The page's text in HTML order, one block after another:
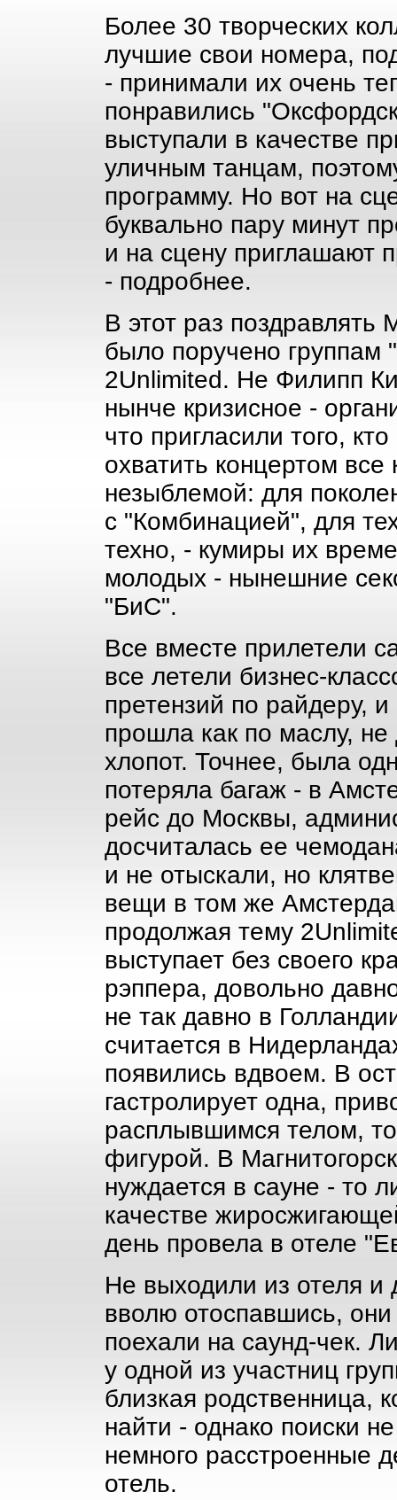
Более 30 творческих
лучшие свои номера,
- принимали их очень
понравились
выступали в качестве
уличным танцам,
программу. Но вот на
буквально пару минут
и на сцену приглашают
- подробнее.
В этот раз поздравлять
было поручено
2Unlimited. Не Филипп
нынче кризисное -
что пригласили того,
охватить концертом все
незыблемой: для
с "Комбинацией", для
техно, - кумиры их
молодых - нынешние
"БиС".
Все вместе прилетели
все летели бизнес-
претензий по райдеру,
прошла как по маслу, не
хлопот. Точнее, была
потеряла багаж - в
рейс до Москвы,
досчиталась ее
и не отыскали, но
вещи в том же
продолжая тему
выступает без своего
рэппера, довольно
не так давно в
считается в
появились вдвоем. В
гастролирует одна,
расплывшимся телом,
фигурой. В
нуждается в сауне - то
качестве
день провела в отеле
Не выходили из отеля и
вволю отоспавшись,
поехали на саунд-чек.
у одной из участниц
близкая родственница,
найти - однако поиски
немного расстроенные
отель.